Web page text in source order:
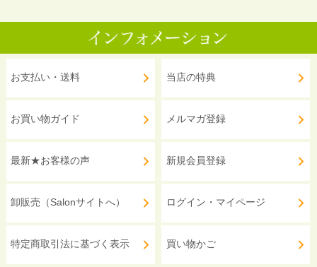
お支払い・送料
お買い物ガイド
最新★お客様の声
卸販売（Salonサイトへ）
特定商取引法に基づく表示
当店の特典
メルマガ登録
新規会員登録
ログイン・マイページ
買い物かご